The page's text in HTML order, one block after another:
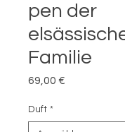
pen der
Familie
69,00 €
Duft *